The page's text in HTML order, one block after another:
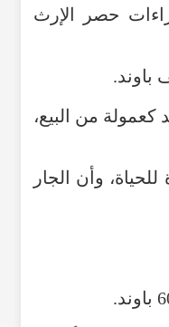
حصر
الإرث
باوند.
كعمولة من البيع،
للحياة، وأن
الجار
باوند.